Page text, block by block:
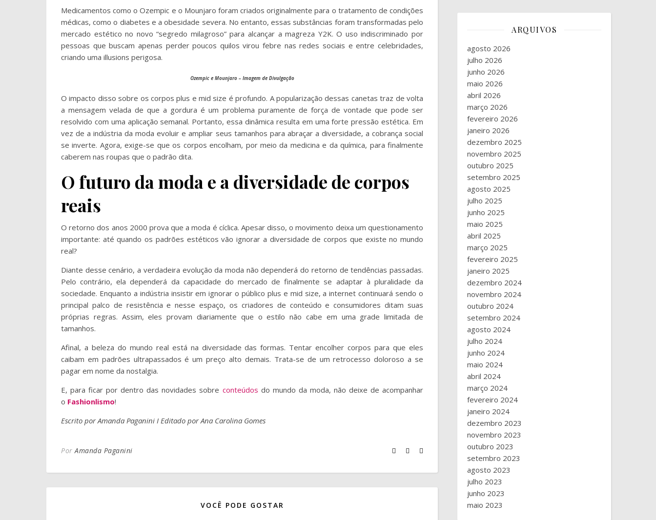
Medicamentos como o Ozempic e o Mounjaro foram criados originalmente para o tratamento de condições
médicas, como o diabetes e a obesidade severa. No entanto, essas substâncias foram transformadas pelo
mercado estético no novo “segredo milagroso” para alcançar a magreza Y2K. O uso indiscriminado por
pessoas que buscam apenas perder poucos quilos virou febre nas redes sociais e entre celebridades,
criando uma illusions perigosa.
Ozempic e Mounjaro – Imagem de Divulgação
O impacto disso sobre os corpos plus e mid size é profundo. A popularização dessas canetas traz de volta
a mensagem velada de que a gordura é um problema puramente de força de vontade que pode ser
resolvido com uma aplicação semanal. Portanto, essa dinâmica resulta em uma forte pressão estética. Em
vez de a indústria da moda evoluir e ampliar seus tamanhos para abraçar a diversidade, a cobrança social
se inverte. Agora, exige-se que os corpos encolham, por meio da medicina e da química, para finalmente
caberem nas roupas que o padrão dita.
O futuro da moda e a diversidade de corpos
reais
O retorno dos anos 2000 prova que a moda é cíclica. Apesar disso, o movimento deixa um questionamento
importante: até quando os padrões estéticos vão ignorar a diversidade de corpos que existe no mundo
real?
Diante desse cenário, a verdadeira evolução da moda não dependerá do retorno de tendências passadas.
Pelo contrário, ela dependerá da capacidade do mercado de finalmente se adaptar à pluralidade da
sociedade. Enquanto a indústria insistir em ignorar o público plus e mid size, a internet continuará sendo o
principal palco de resistência e nesse espaço, os criadores de conteúdo e consumidores ditam suas
próprias regras. Assim, eles provam diariamente que o estilo não cabe em uma grade limitada de
tamanhos.
Afinal, a beleza do mundo real está na diversidade das formas. Tentar encolher corpos para que eles
caibam em padrões ultrapassados é um preço alto demais. Trata-se de um retrocesso doloroso a se
pagar em nome da nostalgia.
E, para ficar por dentro das novidades sobre conteúdos do mundo da moda, não deixe de acompanhar
o Fashionlismo!
Escrito por Amanda Paganini I Editado por Ana Carolina Gomes
Por Amanda Paganini
VOCÊ PODE GOSTAR
ARQUIVOS
agosto 2026
julho 2026
junho 2026
maio 2026
abril 2026
março 2026
fevereiro 2026
janeiro 2026
dezembro 2025
novembro 2025
outubro 2025
setembro 2025
agosto 2025
julho 2025
junho 2025
maio 2025
abril 2025
março 2025
fevereiro 2025
janeiro 2025
dezembro 2024
novembro 2024
outubro 2024
setembro 2024
agosto 2024
julho 2024
junho 2024
maio 2024
abril 2024
março 2024
fevereiro 2024
janeiro 2024
dezembro 2023
novembro 2023
outubro 2023
setembro 2023
agosto 2023
julho 2023
junho 2023
maio 2023